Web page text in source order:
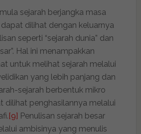
sejarah berjangka masa
dilihat dengan keluarnya
seperti “sejarah dunia” dan
Hal ini menampakkan
untuk melihat sejarah melalui
yang lebih panjang dan
sejarah berbentuk mikro
dilihat penghasilannya melalui
[9] Penulisan sejarah besar
ambisinya yang menulis